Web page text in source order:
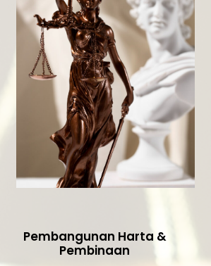
Pembangunan Harta &
Pembinaan